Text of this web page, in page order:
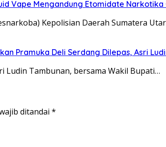
Vape Mengandung Etomidate
Kepolisian Daerah Sumatera
Pramuka Deli Serdang Dilepas, Asri
Ludin Tambunan, bersama Wakil Bupati…
ditandai *